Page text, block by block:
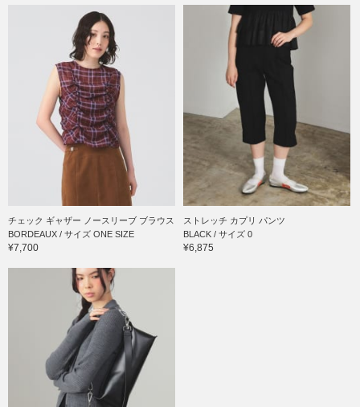
チェック ギャザー ノースリーブ ブラウス
BORDEAUX / サイズ ONE SIZE
¥7,700
ストレッチ カプリ パンツ
BLACK / サイズ 0
¥6,875